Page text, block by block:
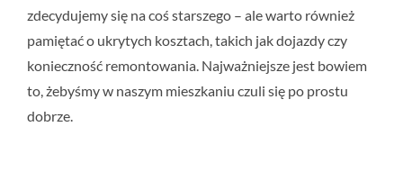
zdecydujemy się na coś starszego – ale warto również
pamiętać o ukrytych kosztach, takich jak dojazdy czy
konieczność remontowania. Najważniejsze jest bowiem
to, żebyśmy w naszym mieszkaniu czuli się po prostu
dobrze.